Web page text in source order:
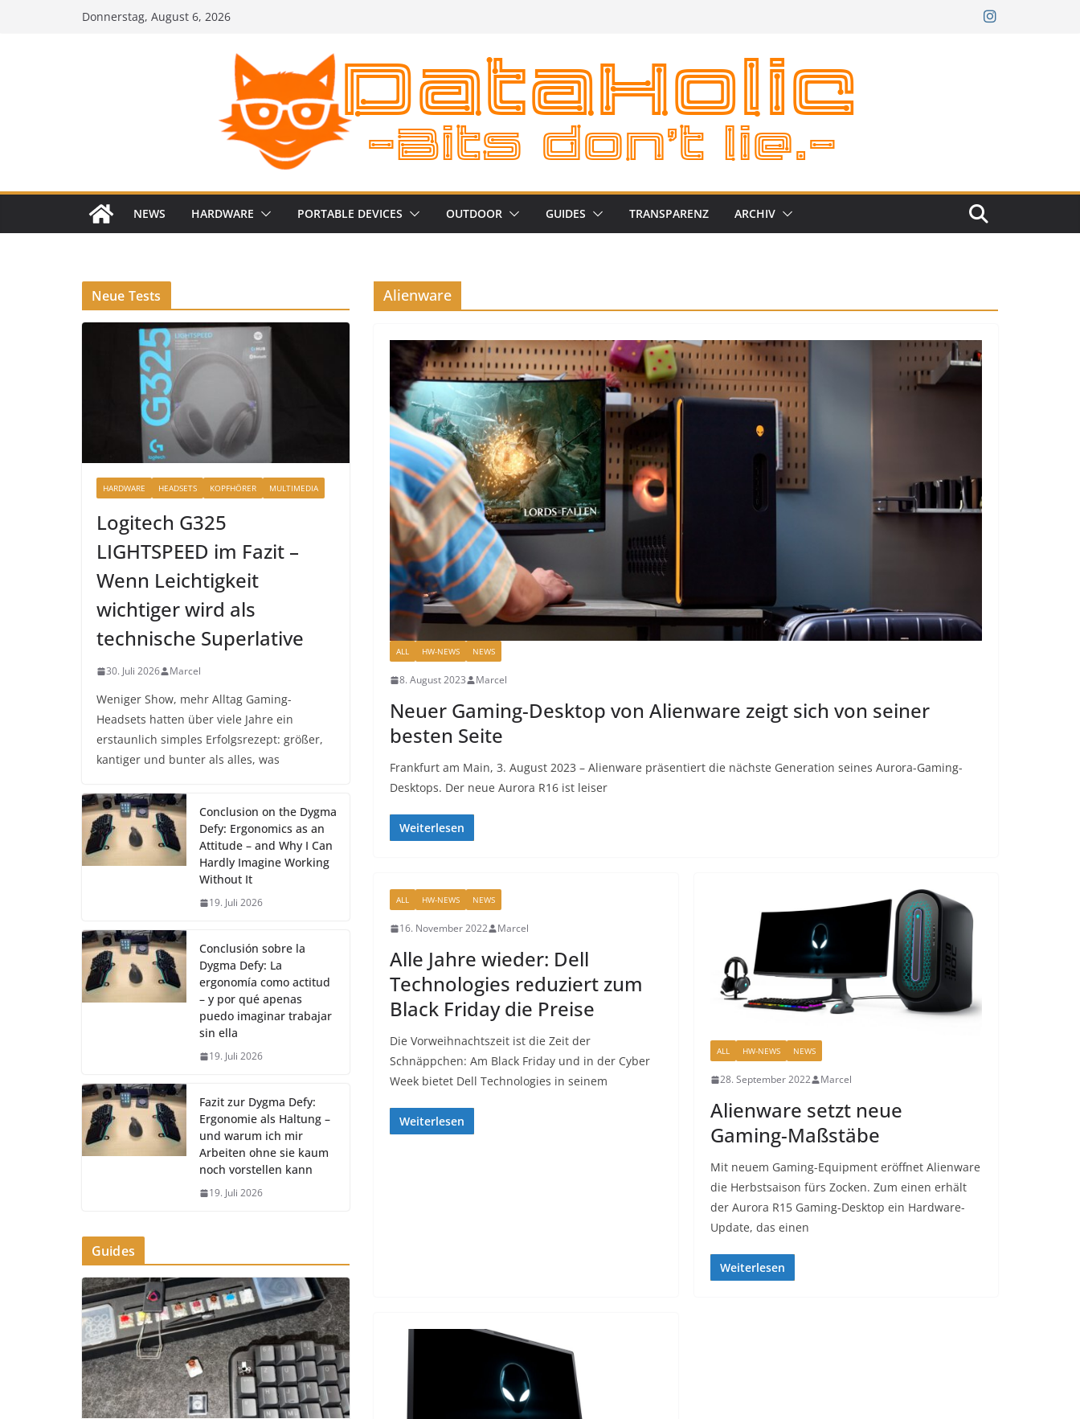
Donnerstag, August 6, 2026
NEWS HARDWARE PORTABLE DEVICES OUTDOOR GUIDES TRANSPARENZ ARCHIV
Alienware
ALL HW-NEWS NEWS
8. August 2023 Marcel
Neuer Gaming-Desktop von Alienware zeigt sich von seiner
besten Seite​
Frankfurt am Main, 3. August 2023 – Alienware präsentiert die nächste Generation seines Aurora-Gaming-
Desktops. Der neue Aurora R16 ist leiser
Weiterlesen
ALL HW-NEWS NEWS
16. November 2022 Marcel
Alle Jahre wieder: Dell
Technologies reduziert zum
Black Friday die Preise
Die Vorweihnachtszeit ist die Zeit der
Schnäppchen: Am Black Friday und in der Cyber
Week bietet Dell Technologies in seinem
Weiterlesen
ALL HW-NEWS NEWS
28. September 2022 Marcel
Alienware setzt neue
Gaming-Maßstäbe
Mit neuem Gaming-Equipment eröffnet Alienware
die Herbstsaison fürs Zocken. Zum einen erhält
der Aurora R15 Gaming-Desktop ein Hardware-
Update, das einen
Weiterlesen
Neue Tests
HARDWARE HEADSETS KOPFHÖRER MULTIMEDIA
Logitech G325
LIGHTSPEED im Fazit –
Wenn Leichtigkeit
wichtiger wird als
technische Superlative
30. Juli 2026 Marcel
Weniger Show, mehr Alltag Gaming-
Headsets hatten über viele Jahre ein
erstaunlich simples Erfolgsrezept: größer,
kantiger und bunter als alles, was
Conclusion on the Dygma
Defy: Ergonomics as an
Attitude – and Why I Can
Hardly Imagine Working
Without It
19. Juli 2026
Conclusión sobre la
Dygma Defy: La
ergonomía como actitud
– y por qué apenas
puedo imaginar trabajar
sin ella
19. Juli 2026
Fazit zur Dygma Defy:
Ergonomie als Haltung –
und warum ich mir
Arbeiten ohne sie kaum
noch vorstellen kann
19. Juli 2026
Guides